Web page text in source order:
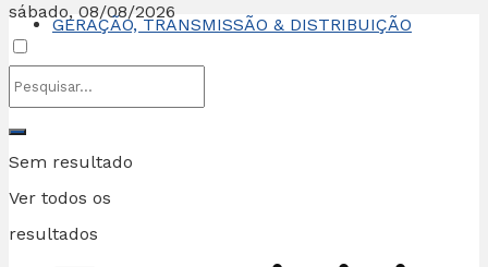
sábado, 08/08/2026
Sem resultado
Ver todos os
resultados
GERAÇÃO, TRANSMISSÃO & DISTRIBUIÇÃO